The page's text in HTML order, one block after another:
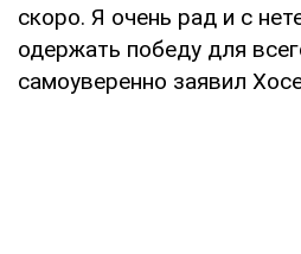
скоро. Я очень рад и с
одержать победу для
самоуверенно заявил